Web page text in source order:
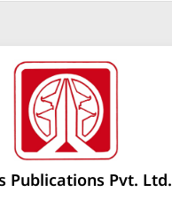
Publications Pvt. Ltd.